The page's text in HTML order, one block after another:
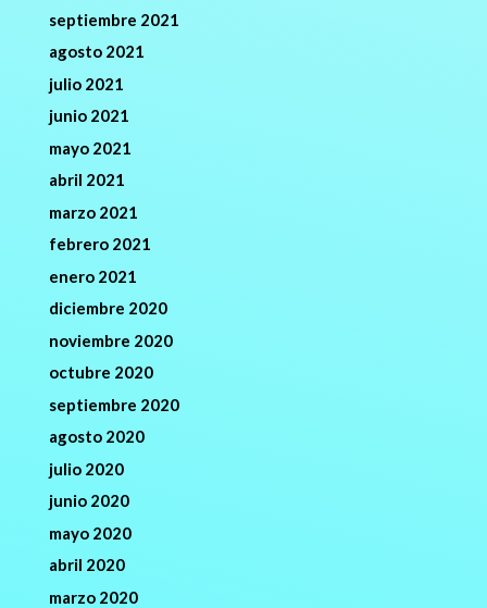
septiembre 2021
agosto 2021
julio 2021
junio 2021
mayo 2021
abril 2021
marzo 2021
febrero 2021
enero 2021
diciembre 2020
noviembre 2020
octubre 2020
septiembre 2020
agosto 2020
julio 2020
junio 2020
mayo 2020
abril 2020
marzo 2020